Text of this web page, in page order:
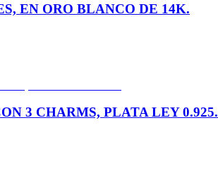
EN ORO BLANCO DE 14K.
3 CHARMS, PLATA LEY 0.925.